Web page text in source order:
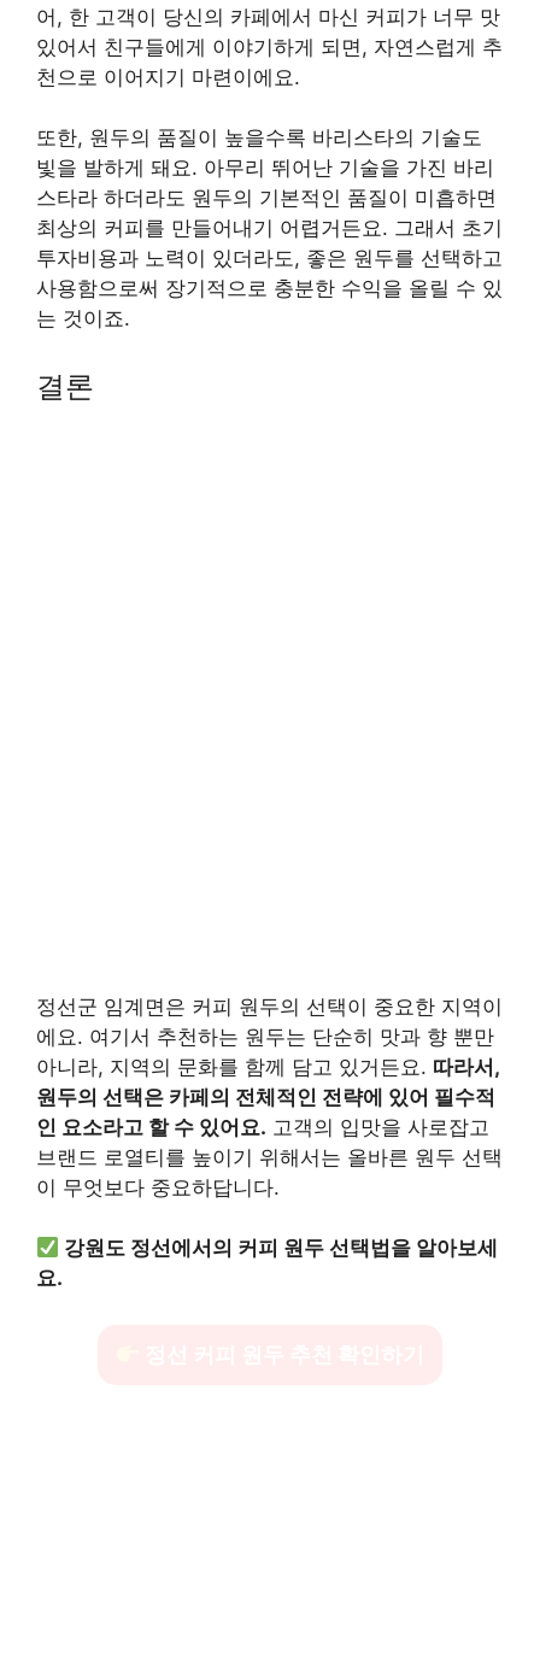
어, 한 고객이 당신의 카페에서 마신 커피가 너무 맛
있어서 친구들에게 이야기하게 되면, 자연스럽게 추
천으로 이어지기 마련이에요.
또한, 원두의 품질이 높을수록 바리스타의 기술도
빛을 발하게 돼요. 아무리 뛰어난 기술을 가진 바리
스타라 하더라도 원두의 기본적인 품질이 미흡하면
최상의 커피를 만들어내기 어렵거든요. 그래서 초기
투자비용과 노력이 있더라도, 좋은 원두를 선택하고
사용함으로써 장기적으로 충분한 수익을 올릴 수 있
는 것이죠.
결론
정선군 임계면은 커피 원두의 선택이 중요한 지역이
에요. 여기서 추천하는 원두는 단순히 맛과 향 뿐만
아니라, 지역의 문화를 함께 담고 있거든요. 따라서,
원두의 선택은 카페의 전체적인 전략에 있어 필수적
인 요소라고 할 수 있어요. 고객의 입맛을 사로잡고
브랜드 로열티를 높이기 위해서는 올바른 원두 선택
이 무엇보다 중요하답니다.
강원도 정선에서의 커피 원두 선택법을 알아보세
요.